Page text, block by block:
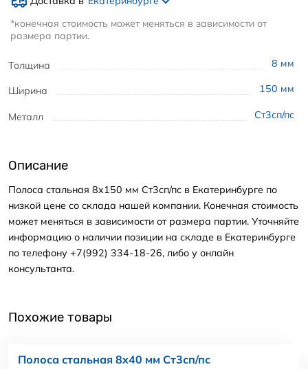
Толщина 8 мм
Ширина 150 мм
Металл Ст3сп/пс
*конечная стоимость может меняться в зависимости от
размера партии.
Описание
Полоса стальная 8x150 мм Ст3сп/пс в Екатеринбурге по
низкой цене со склада нашей компании. Конечная стоимость
может меняться в зависимости от размера партии. Уточняйте
информацию о наличии позиции на складе в Екатеринбурге
по телефону +7(992) 334-18-26, либо у онлайн
консультанта.
Похожие товары
Полоса стальная 8x40 мм Ст3сп/пс